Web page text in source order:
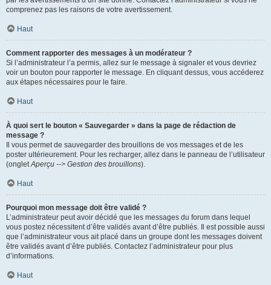
comprenez pas les raisons de votre avertissement.
Haut
Comment rapporter des messages à un modérateur ?
Si l’administrateur l’a permis, allez sur le message à signaler et vous devriez
voir un bouton pour rapporter le message. En cliquant dessus, vous accéderez
aux étapes nécessaires pour le faire.
Haut
À quoi sert le bouton « Sauvegarder » dans la page de rédaction de
message ?
Il vous permet de sauvegarder des brouillons de vos messages et de les
poster ultérieurement. Pour les recharger, allez dans le panneau de l’utilisateur
(ongletAperçu --> Gestion des brouillons).
Haut
Pourquoi mon message doit être validé ?
L’administrateur peut avoir décidé que les messages du forum dans lequel
vous postez nécessitent d’être validés avant d’être publiés. Il est possible aussi
que l’administrateur vous ait placé dans un groupe dont les messages doivent
être validés avant d’être publiés. Contactez l’administrateur pour plus
d’informations.
Haut